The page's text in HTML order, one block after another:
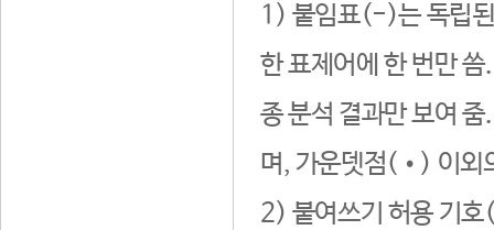
1) 붙임표(-)는 독립된
한 표제어에 한 번만
종 분석 결과만 보여
며, 가운뎃점(•) 이외
2) 붙여쓰기 허용 기호